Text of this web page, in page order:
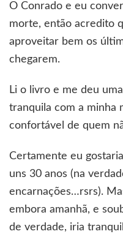
O Conrado e eu
morte, então acredito
aproveitar bem os
chegarem.
Li o livro e me deu
tranquila com a minha
confortável de quem
Certamente eu
uns 30 anos (na
encarnações…rsrs).
embora amanhã, e
de verdade, iria